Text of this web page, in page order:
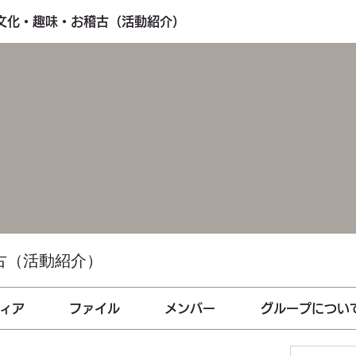
化・趣味・お稽古（活動紹介）
活動紹介）
ア ファイル メンバー グループについ